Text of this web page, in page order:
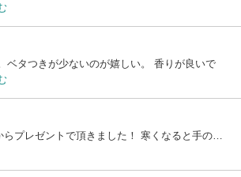
ベタつきが少ないのが嬉しい。 香りが良いで
らプレゼントで頂きました！ 寒くなると手の…